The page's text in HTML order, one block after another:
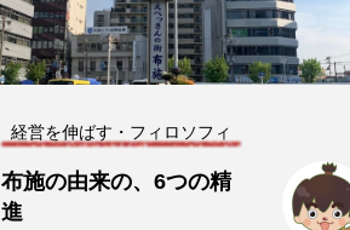
大阪・南森町
ブルーインパルスは夢、
希望、感動、笑顔を届け